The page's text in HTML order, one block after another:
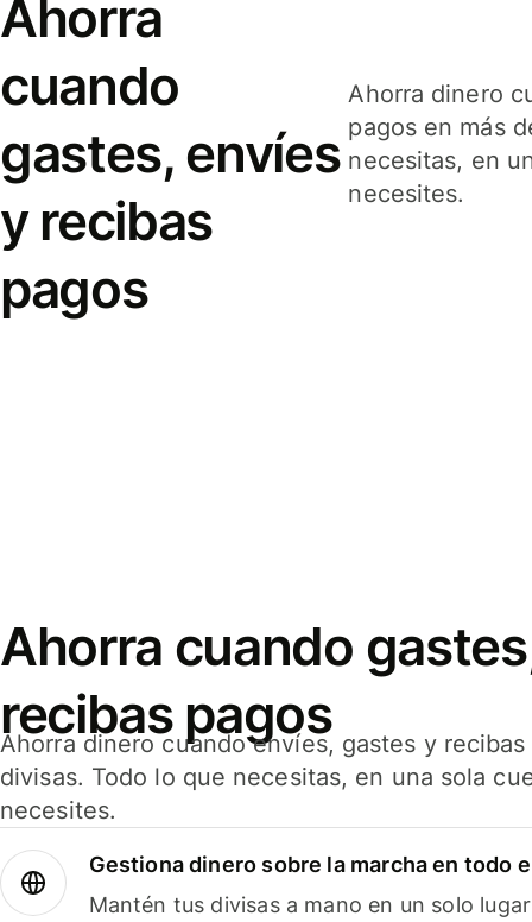
Ahorra
cuando
gastes, envíes
y recibas
pagos
Ahorra dinero
pagos en más
necesitas, en
necesites.
Ahorra cuando
recibas pagos
Ahorra dinero cuando envíes, gastes y
divisas. Todo lo que necesitas, en una sola
necesites.
Gestiona dinero sobre la marcha en todo
Mantén tus divisas a mano en un solo